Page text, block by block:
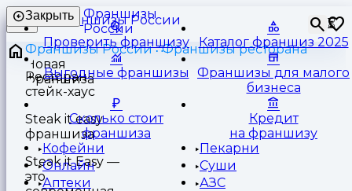
Франшизы
России
⏳
Закрыть
Проверить франшизу Каталог франшиз 2025
Выгодные франшизы
Франшизы для малого
бизнеса
Сколько стоит
франшиза
Кредит
на франшизу
Кофейни
Пекарни
Онлайн
Суши
Аптеки
АЗС
Франшизы России
Франшизы ресторана
Ресторан
стейк-хаус
Steak it easy
франшиза
Steak it Easy —
это